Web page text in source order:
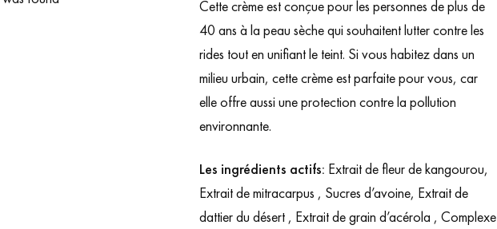
Cette crème est conçue pour les personnes de plus de
40 ans à la peau sèche qui souhaitent lutter contre les
rides tout en unifiant le teint. Si vous habitez dans un
milieu urbain, cette crème est parfaite pour vous, car
elle offre aussi une protection contre la pollution
environnante.
Les ingrédients actifs: Extrait de fleur de kangourou,
Extrait de mitracarpus , Sucres d’avoine, Extrait de
dattier du désert , Extrait de grain d’acérola , Complexe